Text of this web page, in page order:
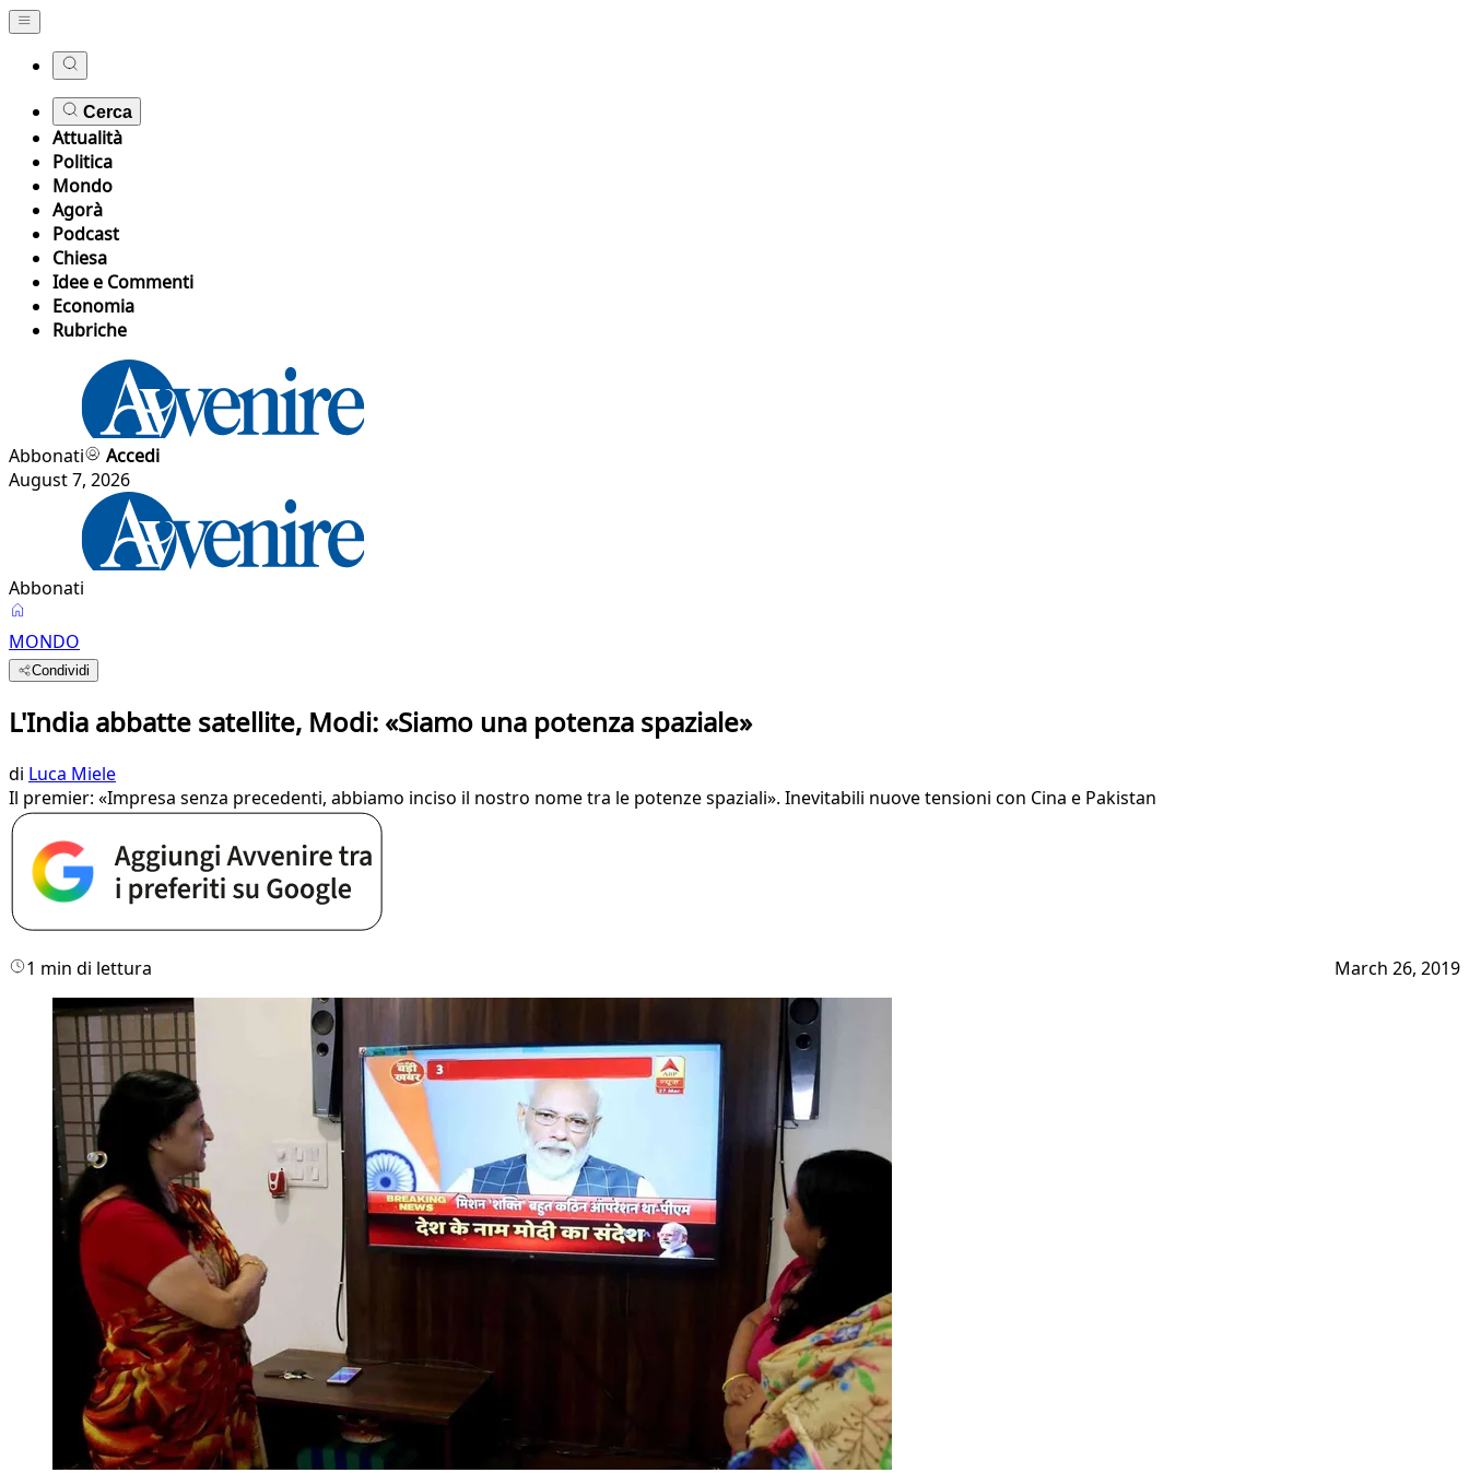
Cerca
Attualità
Politica
Mondo
Agorà
Podcast
Chiesa
Idee e Commenti
Economia
Rubriche
Abbonati
Accedi
August 7, 2026
Abbonati
MONDO
Condividi
L'India abbatte satellite, Modi: «Siamo una potenza spaziale»
di Luca Miele
Il premier: «Impresa senza precedenti, abbiamo inciso il nostro nome tra le potenze spaziali». Inevitabili nuove tensioni con Cina e Pakistan
1 min di lettura March 26, 2019